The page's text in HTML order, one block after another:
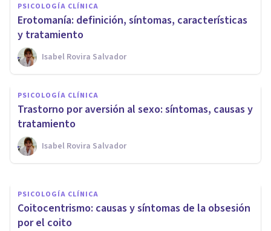
PSICOLOGÍA CLÍNICA
Erotomanía: definición, síntomas, características
y tratamiento
Isabel Rovira Salvador
PSICOLOGÍA CLÍNICA
Trastorno por aversión al sexo: síntomas, causas y
tratamiento
Isabel Rovira Salvador
Síndrome de Otelo: causas,
síntomas y tratamiento
Izzat Haykal
PSICOLOGÍA CLÍNICA
Coitocentrismo: causas y síntomas de la obsesión
por el coito